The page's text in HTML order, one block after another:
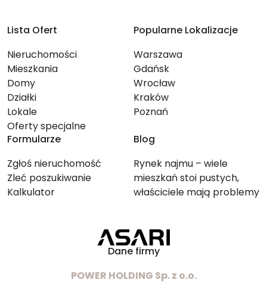
Lista Ofert
Nieruchomości
Mieszkania
Domy
Działki
Lokale
Oferty specjalne
Popularne Lokalizacje
Warszawa
Gdańsk
Wrocław
Kraków
Poznań
Formularze
Zgłoś nieruchomość
Zleć poszukiwanie
Kalkulator
Blog
Rynek najmu – wiele
mieszkań stoi pustych,
właściciele mają problemy
Dane firmy
POWER HOLDING Sp. z o.o.